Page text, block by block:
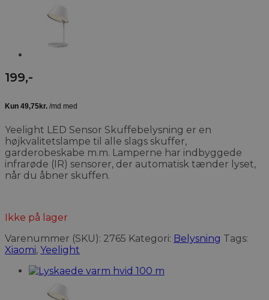
199,-
Yeelight LED Sensor Skuffebelysning er en
højkvalitetslampe til alle slags skuffer,
garderobeskabe m.m. Lamperne har indbyggede
infrarøde (IR) sensorer, der automatisk tænder lyset,
når du åbner skuffen.
Ikke på lager
Varenummer (SKU): 2765 Kategori: Belysning Tags:
Xiaomi, Yeelight